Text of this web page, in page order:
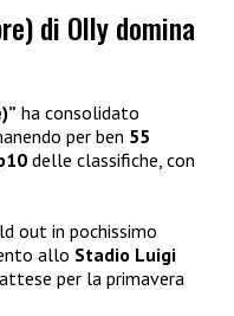
di Olly domina
ha consolidato
per ben 55
delle classifiche, con
out in pochissimo
allo Stadio Luigi
per la primavera